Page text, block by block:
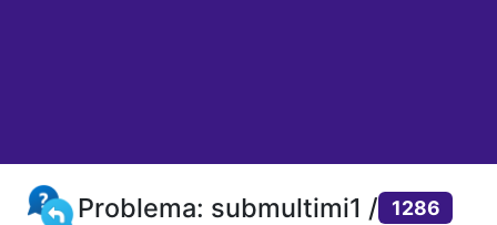
Problema: submultimi1 / 1286